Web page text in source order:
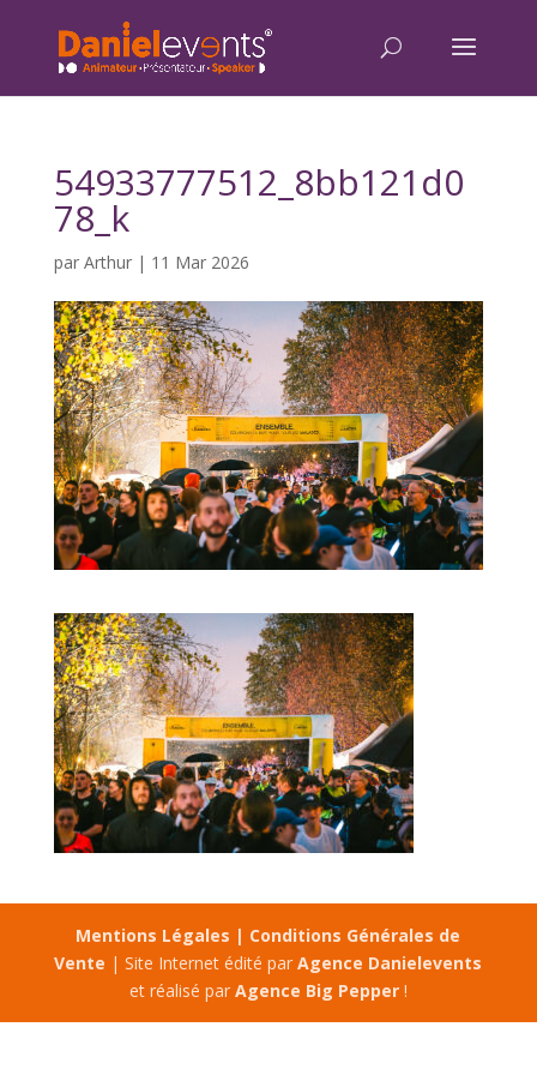
54933777512_8bb121d0
78_k
par Arthur| 11 Mar 2026
Mentions Légales | Conditions Générales de
Vente | Site Internet édité parAgence Danielevents
et réalisé par Agence Big Pepper!